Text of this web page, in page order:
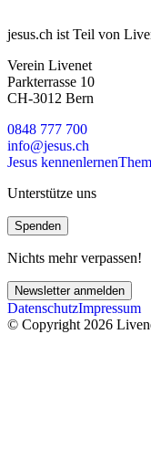
jesus.ch ist Teil von
Verein Livenet
Parkterrasse 10
CH-3012 Bern
0848 777 700
info@jesus.ch
Jesus kennenlernen
Unterstütze uns
Spenden
Nichts mehr verpassen!
Newsletter anmelden
DatenschutzImpressum
© Copyright 2026